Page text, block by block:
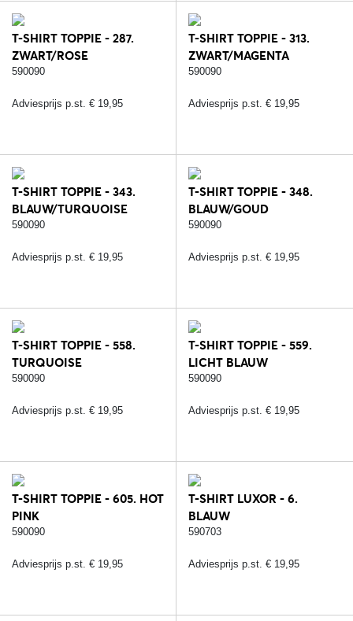
T-SHIRT TOPPIE - 287.
ZWART/ROSE
590090
Adviesprijs p.st. € 19,95
T-SHIRT TOPPIE - 313.
ZWART/MAGENTA
590090
Adviesprijs p.st. € 19,95
T-SHIRT TOPPIE - 343.
BLAUW/TURQUOISE
590090
Adviesprijs p.st. € 19,95
T-SHIRT TOPPIE - 348.
BLAUW/GOUD
590090
Adviesprijs p.st. € 19,95
T-SHIRT TOPPIE - 558.
TURQUOISE
590090
Adviesprijs p.st. € 19,95
T-SHIRT TOPPIE - 559.
LICHT BLAUW
590090
Adviesprijs p.st. € 19,95
T-SHIRT TOPPIE - 605. HOT
PINK
590090
Adviesprijs p.st. € 19,95
T-SHIRT LUXOR - 6.
BLAUW
590703
Adviesprijs p.st. € 19,95